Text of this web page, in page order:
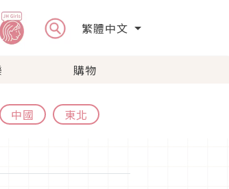
繁體中文
購物
中國 東北